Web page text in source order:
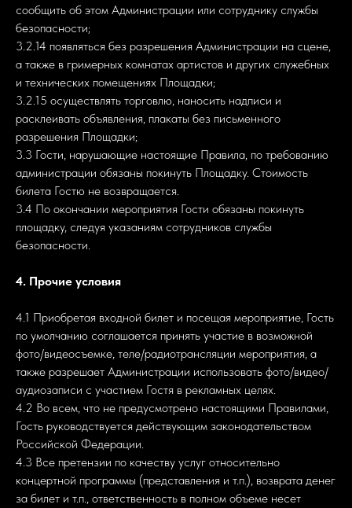
сообщить об этом Администрации или сотруднику службы
безопасности;
3.2.14 появляться без разрешения Администрации на сцене,
а также в гримерных комнатах артистов и других служебных
и технических помещениях Площадки;
3.2.15 осуществлять торговлю, наносить надписи и
расклеивать объявления, плакаты без письменного
разрешения Площадки;
3.3 Гости, нарушающие настоящие Правила, по требованию
администрации обязаны покинуть Площадку. Стоимость
билета Гостю не возвращается.
3.4 По окончании мероприятия Гости обязаны покинуть
площадку, следуя указаниям сотрудников службы
безопасности.
4. Прочие условия
4.1 Приобретая входной билет и посещая мероприятие, Гость
по умолчанию соглашается принять участие в возможной
фото/видеосъемке, теле/радиотрансляции мероприятия, а
также разрешает Администрации использовать фото/видео/
аудиозаписи с участием Гостя в рекламных целях.
4.2 Во всем, что не предусмотрено настоящими Правилами,
Гость руководствуется действующим законодательством
Российской Федерации.
4.3 Все претензии по качеству услуг относительно
концертной программы (представления и т.п.), возврата денег
за билет и т.п., ответственность в полном объеме несет